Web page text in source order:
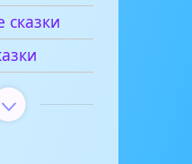
сказки